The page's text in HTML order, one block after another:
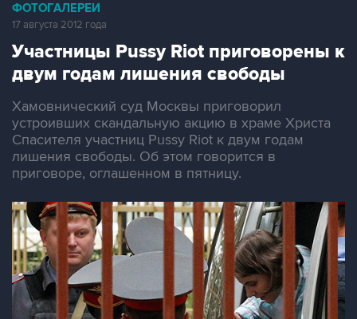
ФОТОГАЛЕРЕИ
17 августа 2012 года
Участницы Pussy Riot приговорены к
двум годам лишения свободы
Хамовнический суд Москвы приговорил
устроивших скандальную акцию в храме Христа
Спасителя участниц Pussy Riot к двум годам
лишения свободы. Об этом говорится в
приговоре, оглашенном в пятницу.